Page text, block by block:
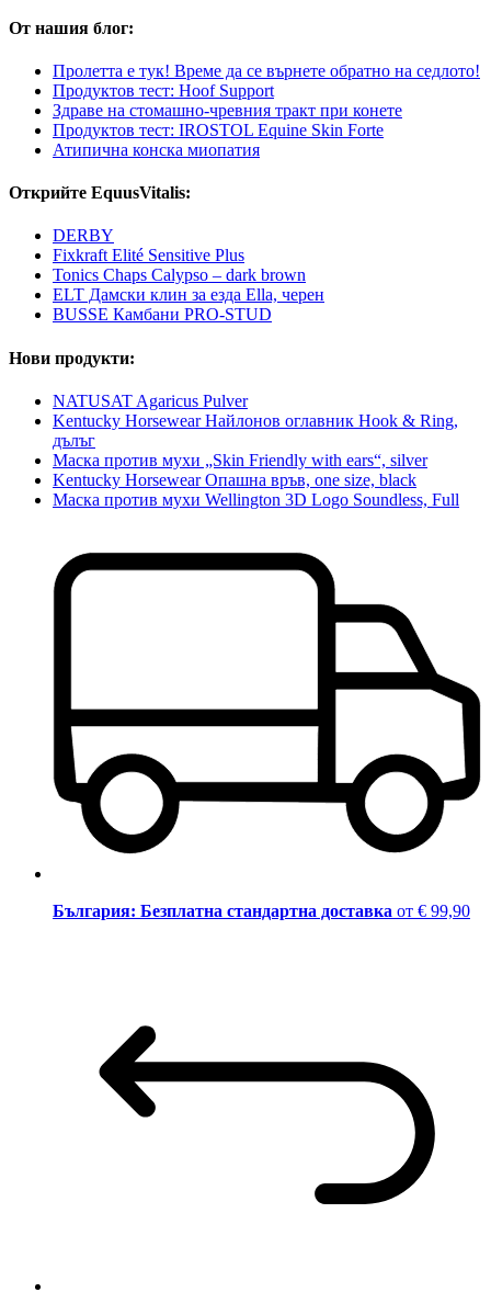
От нашия блог:
Пролетта е тук! Време да се върнете обратно на седлото!
Продуктов тест: Hoof Support
Здраве на стомашно-чревния тракт при конете
Продуктов тест: IROSTOL Equine Skin Forte
Атипична конска миопатия
Открийте EquusVitalis:
DERBY
Fixkraft Elité Sensitive Plus
Tonics Chaps Calypso – dark brown
ELT Дамски клин за езда Ella, черен
BUSSE Камбани PRO-STUD
Нови продукти:
NATUSAT Agaricus Pulver
Kentucky Horsewear Найлонов оглавник Hook & Ring,
дълъг
Маска против мухи „Skin Friendly with ears“, silver
Kentucky Horsewear Опашна връв, one size, black
Маска против мухи Wellington 3D Logo Soundless, Full
България: Безплатна стандартна доставка от € 99,90